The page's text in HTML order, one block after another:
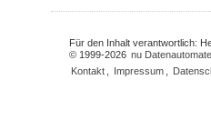
Für den Inhalt verantwortlich:
© 1999-2026 nu
Kontakt
Impressum